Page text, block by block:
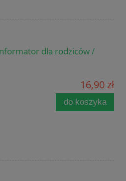
dla rodziców /
16,90 zł
do koszyka